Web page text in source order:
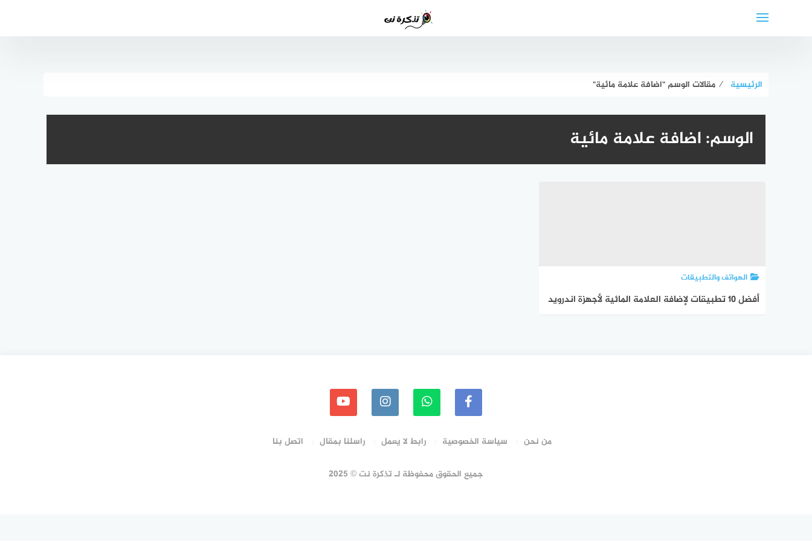
الرئيسية ⁄ مقالات الوسم "اضافة علامة مائية"
الوسم:اضافة علامة مائية
الهواتف والتطبيقات
أفضل 10 تطبيقات لإضافة العلامة المائية لأجهزة اندرويد
من نحن سياسة الخصوصية رابط لا يعمل راسلنا بمقال اتصل بنا
جميع الحقوق محفوظة لـ تذكرة نت © 2025